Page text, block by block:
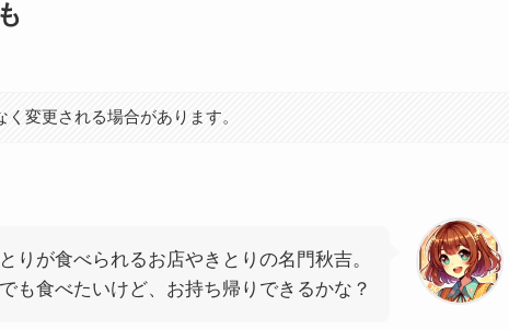
変更される場合があります。
りが食べられるお店やきとりの名門秋吉。
も食べたいけど、お持ち帰りできるかな？